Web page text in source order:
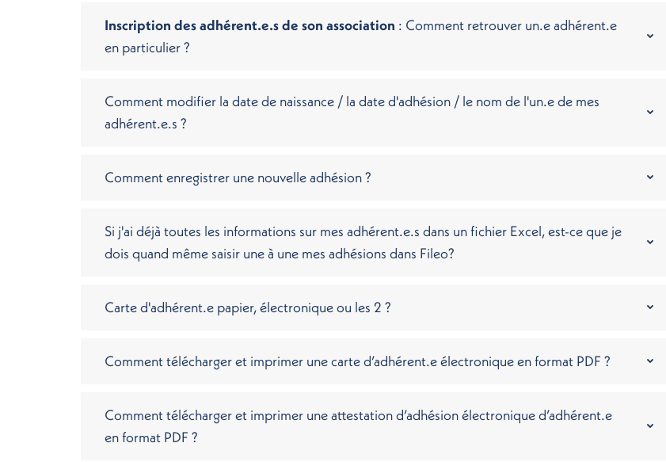
Inscription des adhérent.e.s de son association : Comment retrouver un.e adhérent.e
en particulier ?
Comment modifier la date de naissance / la date d'adhésion / le nom de l'un.e de mes
adhérent.e.s ?
Comment enregistrer une nouvelle adhésion ?
Si j'ai déjà toutes les informations sur mes adhérent.e.s dans un fichier Excel, est-ce que je
dois quand même saisir une à une mes adhésions dans Fileo?
Carte d'adhérent.e papier, électronique ou les 2 ?
Comment télécharger et imprimer une carte d’adhérent.e électronique en format PDF ?
Comment télécharger et imprimer une attestation d’adhésion électronique d’adhérent.e
en format PDF ?